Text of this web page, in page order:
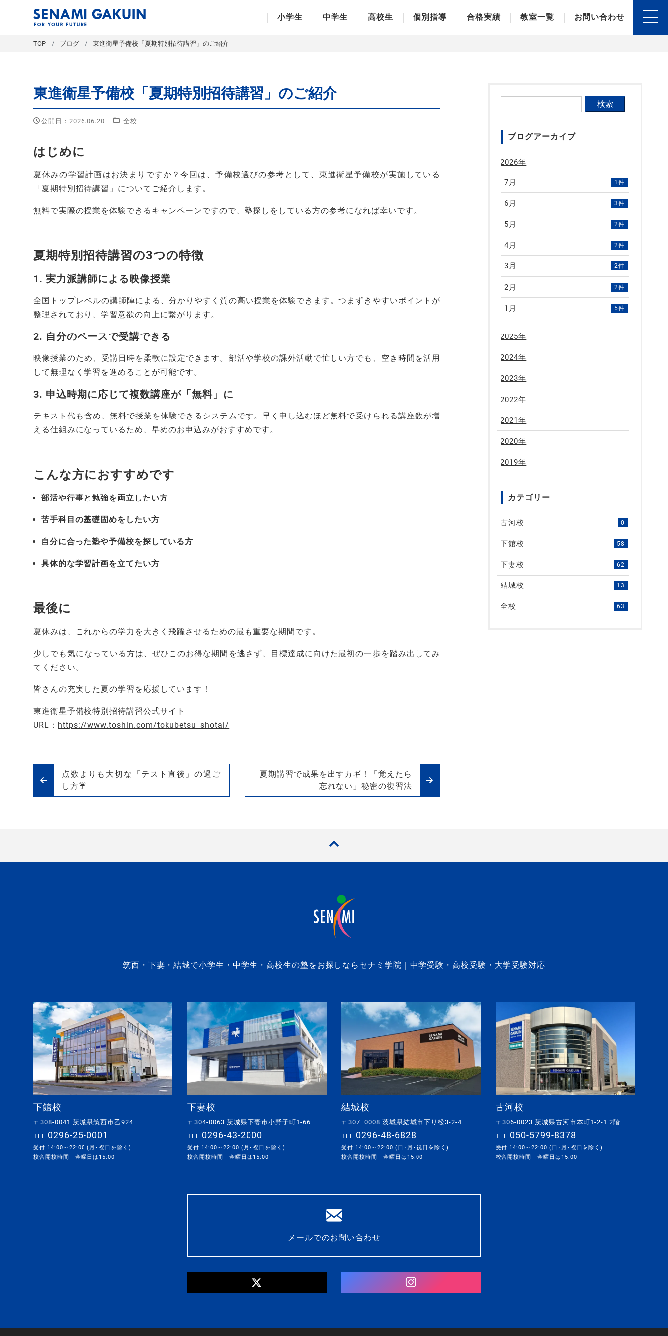
小学生 中学生 高校生 個別指導 合格実績 教室一覧 お問い合わせ
TOP ブログ 東進衛星予備校「夏期特別招待講習」のご紹介
東進衛星予備校「夏期特別招待講習」のご紹介
公開日：2026.06.20 全校
はじめに
夏休みの学習計画はお決まりですか？今回は、予備校選びの参考として、東進衛星予備校が実施している
「夏期特別招待講習」についてご紹介します。
無料で実際の授業を体験できるキャンペーンですので、塾探しをしている方の参考になれば幸いです。
夏期特別招待講習の3つの特徴
1. 実力派講師による映像授業
全国トップレベルの講師陣による、分かりやすく質の高い授業を体験できます。つまずきやすいポイントが
整理されており、学習意欲の向上に繋がります。
2. 自分のペースで受講できる
映像授業のため、受講日時を柔軟に設定できます。部活や学校の課外活動で忙しい方でも、空き時間を活用
して無理なく学習を進めることが可能です。
3. 申込時期に応じて複数講座が「無料」に
テキスト代も含め、無料で授業を体験できるシステムです。早く申し込むほど無料で受けられる講座数が増
える仕組みになっているため、早めのお申込みがおすすめです。
こんな方におすすめです
部活や行事と勉強を両立したい方
苦手科目の基礎固めをしたい方
自分に合った塾や予備校を探している方
具体的な学習計画を立てたい方
最後に
夏休みは、これからの学力を大きく飛躍させるための最も重要な期間です。
少しでも気になっている方は、ぜひこのお得な期間を逃さず、目標達成に向けた最初の一歩を踏み出してみ
てください。
皆さんの充実した夏の学習を応援しています！
東進衛星予備校特別招待講習公式サイト
URL： https://www.toshin.com/tokubetsu_shotai/
点数よりも大切な「テスト直後」の過ご
し方☔️
夏期講習で成果を出すカギ！「覚えたら
忘れない」秘密の復習法
ブログアーカイブ
2026年
7月 1件
6月 3件
5月 2件
4月 2件
3月 2件
2月 2件
1月 5件
2025年
2024年
2023年
2022年
2021年
2020年
2019年
カテゴリー
古河校 0
下館校 58
下妻校 62
結城校 13
全校 63
筑西・下妻・結城で小学生・中学生・高校生の塾をお探しならセナミ学院｜中学受験・高校受験・大学受験対応
下館校
〒308-0041 茨城県筑西市乙924
TEL 0296-25-0001
受付 14:00～22:00 (月･祝日を除く)
校舎開校時間 金曜日は15:00
下妻校
〒304-0063 茨城県下妻市小野子町1-66
TEL 0296-43-2000
受付 14:00～22:00 (月･祝日を除く)
校舎開校時間 金曜日は15:00
結城校
〒307ｰ0008 茨城県結城市下り松3-2-4
TEL 0296-48-6828
受付 14:00～22:00 (日･月･祝日を除く)
校舎開校時間 金曜日は15:00
古河校
〒306-0023 茨城県古河市本町1-2-1 2階
TEL 050-5799-8378
受付 14:00～22:00 (日･月･祝日を除く)
校舎開校時間 金曜日は15:00
メールでのお問い合わせ